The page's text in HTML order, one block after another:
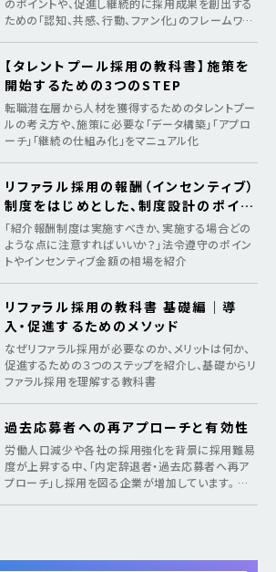
ための「認知、共感、行動、ファン化」のフレームワー
【タレントプール採用の教科書】施策を
開始するための3つのSTEP
転職潜在層から人材を獲得するためのタレントプー
ルの考え方や、施策に必要な「データ構築」「アプロ
ーチ」「継続の仕組み化」をマニュアル化
リファラル採用の報酬（インセンティブ）
制度をはじめとした、制度設計のポイン
ト
「紹介報酬制度は実施すべきか、実施する場合どの
ような点に注意すればいいか？」法令遵守のポイン
トやインセンティブ金額の相場を紹介
リファラル採用の教科書 基礎編｜導
入・促進するためのメソッド
なぜリファラル採用が必要なのか、メリットは何か、
促進するための３つのステップを紹介し、基礎からリ
ファラル採用を理解する教科書
過去応募者への再アプローチと有効性
労働人口減少や各社の採用強化を背景に採用難易
度が上昇する中、「内定辞退者・過去応募者へ再ア
プローチ」し採用を図る企業が増加しています。 そ